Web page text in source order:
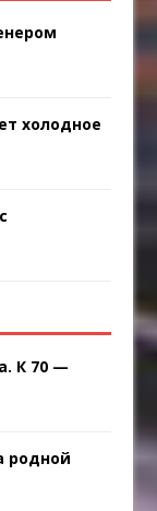
холодное
К 70 —
родной